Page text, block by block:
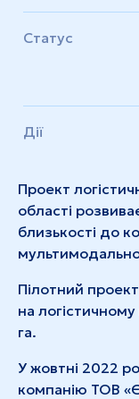
Статус
Дії
Проект
області
близькості до
Пілотний
на
га.
У жовтні 2022
компанію ТОВ